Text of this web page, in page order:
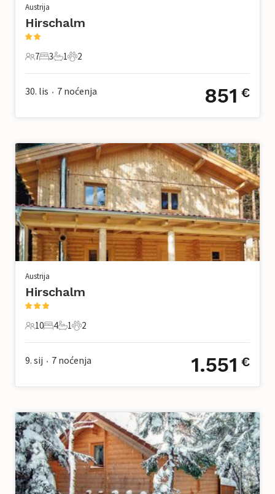
Austrija
Hirschalm
7 Gosti
7
3 Spavaće sobe
3
1 Kupaonica
1
2 Kućni ljubimac
2
30. lis • 7 noćenja 851 €
Austrija
Hirschalm
10 Gosti
10
4 Spavaće sobe
4
1 Kupaonica
1
2 Kućni ljubimac
2
9. sij • 7 noćenja 1.551 €